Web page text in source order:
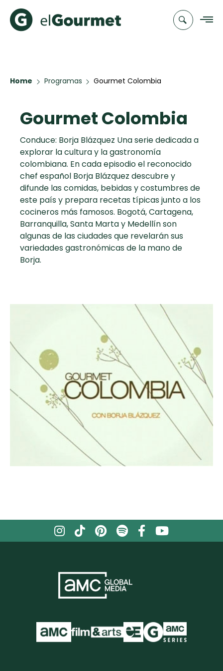
Recetas
Populares
Aguachile de
Camarón de
mi Papá
Hot Pancakes
Galletas con
Chispas de
Red Velvet
Cake
Categorias
Cupcakes y
Muffins
A Pura Dulzura
Todas las
recetas
Canal de
TV
Novedades
Club
elGourmet
Home Programas Gourmet Colombia
Gourmet Colombia
Conduce: Borja Blázquez Una serie dedicada a
explorar la cultura y la gastronomía
colombiana. En cada episodio el reconocido
chef español Borja Blázquez descubre y
difunde las comidas, bebidas y costumbres de
este país y prepara recetas típicas junto a los
cocineros más famosos. Bogotá, Cartagena,
Barranquilla, Santa Marta y Medellín son
algunas de las ciudades que revelarán sus
variedades gastronómicas de la mano de
Borja.